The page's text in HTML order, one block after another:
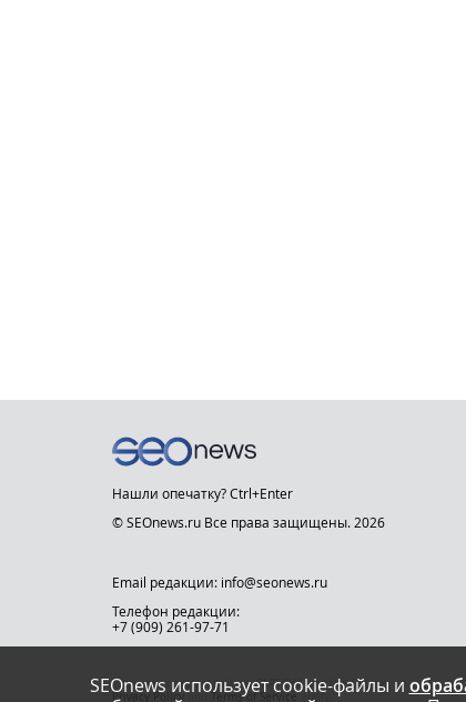
SEOnews использует cookie-файлы и
Нашли опечатку? Ctrl+Enter
© SEOnews.ru Все права защищены. 2026
Email редакции: info@seonews.ru
Телефон редакции:
+7 (909) 261-97-71
This site is protected by reCAPTCHA and the Google
Privacy Policyand Terms of Serviceapply.